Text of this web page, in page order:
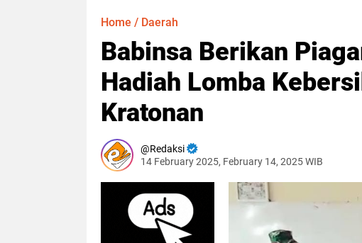
Home / Daerah
Babinsa Berikan
Hadiah Lomba
Kratonan
Redaksi
14 February 2025, February 14, 2025 WIB